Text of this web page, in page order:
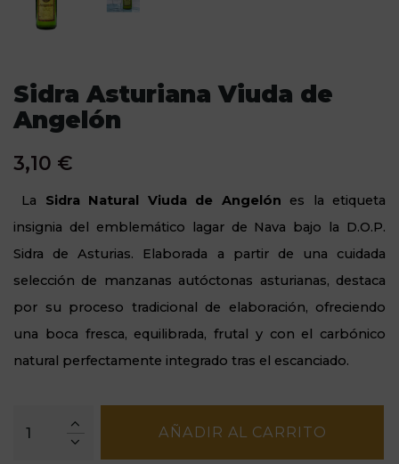
Sidra Asturiana Viuda de
Angelón
3,10 €
La Sidra Natural Viuda de Angelón es la etiqueta
insignia del emblemático lagar de Nava bajo la D.O.P.
Sidra de Asturias. Elaborada a partir de una cuidada
selección de manzanas autóctonas asturianas, destaca
por su proceso tradicional de elaboración, ofreciendo
una boca fresca, equilibrada, frutal y con el carbónico
natural perfectamente integrado tras el escanciado.
AÑADIR AL CARRITO